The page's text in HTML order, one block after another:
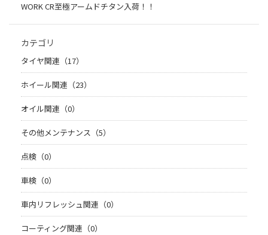
WORK CR至極アームドチタン入荷！！
カテゴリ
タイヤ関連（17）
ホイール関連（23）
オイル関連（0）
その他メンテナンス（5）
点検（0）
車検（0）
車内リフレッシュ関連（0）
コーティング関連（0）